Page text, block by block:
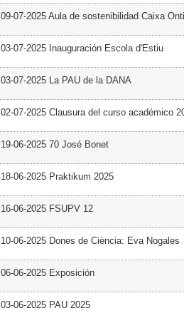
09-07-2025 Aula de sostenibilidad Caixa
03-07-2025 Inauguración Escola d'Estiu
03-07-2025 La PAU de la DANA
02-07-2025 Clausura del curso académico
19-06-2025 70 José Bonet
18-06-2025 Praktikum 2025
16-06-2025 FSUPV 12
10-06-2025 Dones de Ciència: Eva Nogales
06-06-2025 Exposición
03-06-2025 PAU 2025